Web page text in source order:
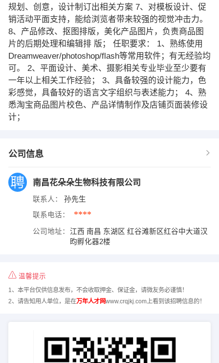
规划、创意，设计制订出相关方案 7、对模板设计、促
销活动平面支持，能给浏览者带来较强的视觉冲击力。
8、产品修改、抠图排版，美化产品图片，负责商品图
片的后期处理和编辑排 版； 任职要求： 1、熟练使用
Dreamweaver/photoshop/flash等常用软件；有无经验均
可。 2、平面设计、美术、摄影相关专业毕业至少要有
一年以上相关工作经验； 3、具备较强的设计能力，色
彩感觉，具备较好的语言文字组织与表述能力； 4、熟
悉淘宝商品图片校色、产品详情制作及店铺页面装修设
计；
公司信息
南昌花朵朵生物科技有限公司
联系人： 孙先生
联系电话： ****
公司地址：
江西 南昌 东湖区 红谷滩新区红谷中大道汉
昀孵化器2楼
温馨提示
1、本平台仅供信息发布，不会收取押金、保证金，请微友务必谨慎！
2、请告知用人单位，是在万年人才网www.crqjkj.com上看到该招聘信息的！